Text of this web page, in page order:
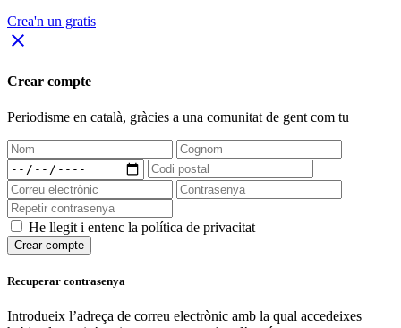
Crea'n un gratis
close
Crear compte
Periodisme en català, gràcies a una comunitat de gent com tu
He llegit i entenc la política de privacitat
Crear compte
Recuperar contrasenya
Introdueix l’adreça de correu electrònic amb la qual accedeixes